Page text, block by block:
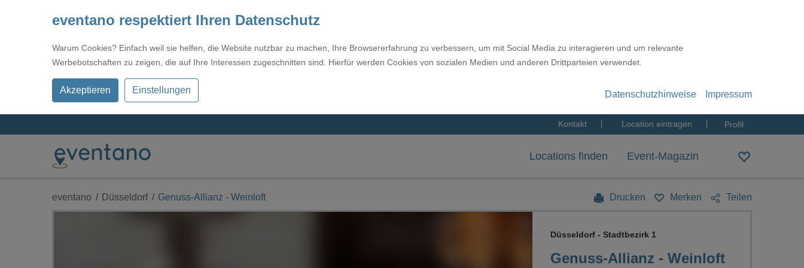
eventano respektiert Ihren Datenschutz
Warum Cookies? Einfach weil sie helfen, die Website nutzbar zu machen, Ihre Browsererfahrung zu verbessern, um mit Social Media zu interagieren und um relevante
Werbebotschaften zu zeigen, die auf Ihre Interessen zugeschnitten sind. Hierfür werden Cookies von sozialen Medien und anderen Drittparteien verwendet.
Akzeptieren Einstellungen Datenschutzhinweise Impressum
Kontakt Location eintragen Profil
Locations finden Event-Magazin
eventano Düsseldorf Genuss-Allianz - Weinloft Drucken Merken Teilen
Genuss-Allianz - Weinloft
Düsseldorf - Stadtbezirk 1